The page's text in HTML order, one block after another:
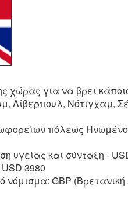
χώρας για να βρει
Λίβερπουλ, Νότιγχαμ,
πόλεως
υγείας και σύνταξη -
3980
νόμισμα: GBP